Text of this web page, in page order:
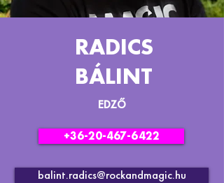
RADICS
BÁLINT
EDZŐ
+36-20-467-6422
balint.radics@rockandmagic.hu